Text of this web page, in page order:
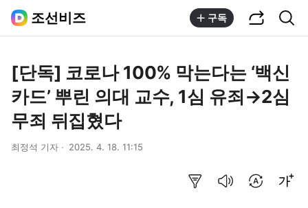
조선비즈 구독
[단독] 코로나 100% 막는다는 ‘백신
카드’ 뿌린 의대 교수, 1심 유죄→2심
무죄 뒤집혔다
최정석 기자 2025. 4. 18. 11:15